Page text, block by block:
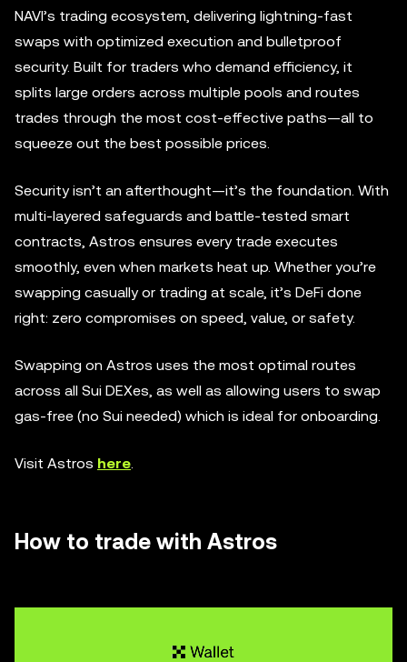
NAVI’s trading ecosystem, delivering lightning-fast
swaps with optimized execution and bulletproof
security. Built for traders who demand efficiency, it
splits large orders across multiple pools and routes
trades through the most cost-effective paths—all to
squeeze out the best possible prices.
Security isn’t an afterthought—it’s the foundation. With
multi-layered safeguards and battle-tested smart
contracts, Astros ensures every trade executes
smoothly, even when markets heat up. Whether you’re
swapping casually or trading at scale, it’s DeFi done
right: zero compromises on speed, value, or safety.
Swapping on Astros uses the most optimal routes
across all Sui DEXes, as well as allowing users to swap
gas-free (no Sui needed) which is ideal for onboarding.
Visit Astros here.
How to trade with Astros